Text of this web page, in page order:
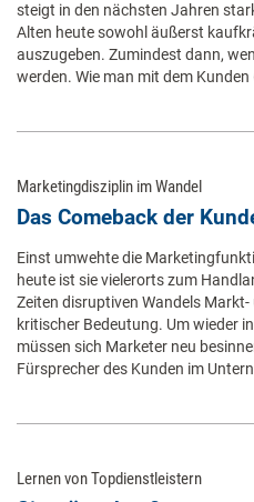
steigt in den nächsten Jahren
Alten heute sowohl äußerst
auszugeben. Zumindest dann,
werden. Wie man mit dem
Marketingdisziplin im Wandel
Das Comeback der
Einst umwehte die
heute ist sie vielerorts zum
Zeiten disruptiven Wandels
kritischer Bedeutung. Um wieder
müssen sich Marketer neu
Fürsprecher des Kunden im
Lernen von Topdienstleistern